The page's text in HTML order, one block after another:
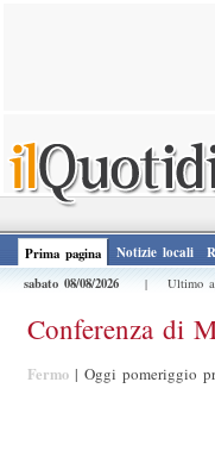
Prima pagina Notizie locali
sabato 08/08/2026
| Ultimo
Conferenza di
Fermo | Oggi pomeriggio